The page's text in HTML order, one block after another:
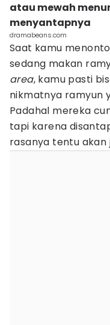
atau mewah
menyantapnya
dramabeans.com
Saat kamu
sedang makan
area, kamu pasti
nikmatnya ramyun
Padahal mereka
tapi karena
rasanya tentu akan